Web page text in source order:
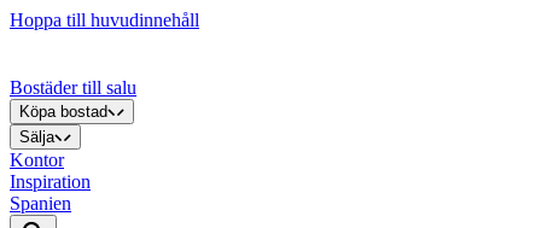
Hoppa till huvudinnehåll
Bostäder till salu
Köpa bostad
Sälja
Kontor
Inspiration
Spanien